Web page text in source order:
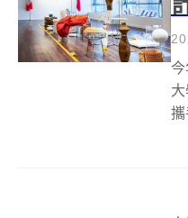
今
攜